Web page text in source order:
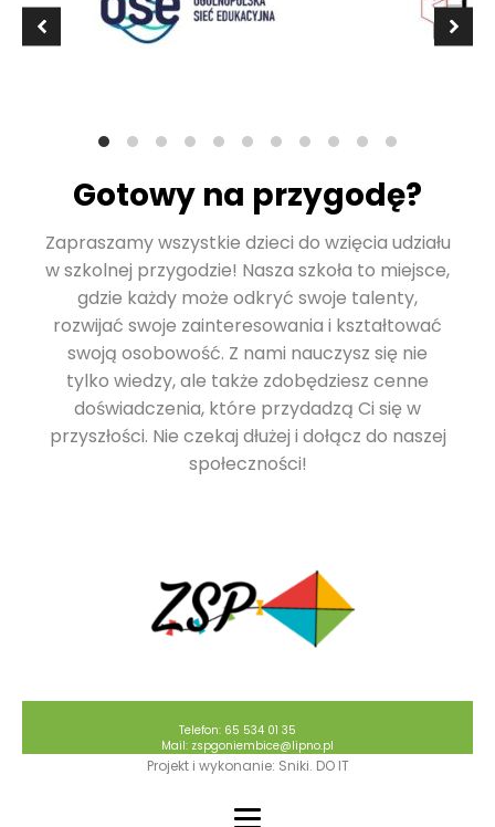
Gotowy na przygodę?
Zapraszamy wszystkie dzieci do wzięcia udziału
w szkolnej przygodzie! Nasza szkoła to miejsce,
gdzie każdy może odkryć swoje talenty,
rozwijać swoje zainteresowania i kształtować
swoją osobowość. Z nami nauczysz się nie
tylko wiedzy, ale także zdobędziesz cenne
doświadczenia, które przydadzą Ci się w
przyszłości. Nie czekaj dłużej i dołącz do naszej
społeczności!
Telefon: 65 534 01 35
Mail: zspgoniembice@lipno.pl
Projekt i wykonanie: Sniki. DO IT